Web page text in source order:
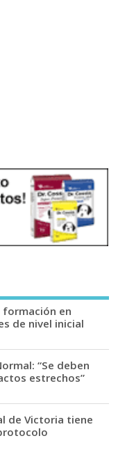
formación en
de nivel inicial
“Se deben
estrechos”
de Victoria tiene